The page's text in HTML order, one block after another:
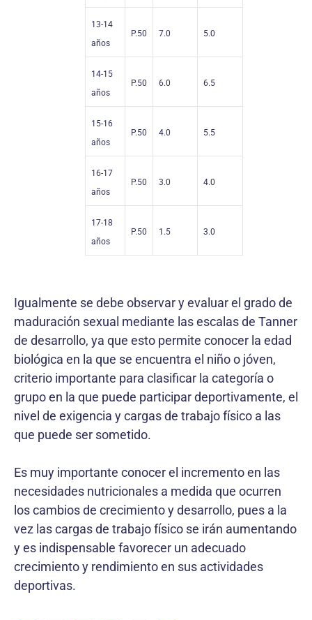
13-14
años
P.50 7.0 5.0
14-15
años
P.50 6.0 6.5
15-16
años
P.50 4.0 5.5
16-17
años
P.50 3.0 4.0
17-18
años
P.50 1.5 3.0
Igualmente se debe observar y evaluar el grado de
maduración sexual mediante las escalas de Tanner
de desarrollo, ya que esto permite conocer la edad
biológica en la que se encuentra el niño o jóven,
criterio importante para clasificar la categoría o
grupo en la que puede participar deportivamente, el
nivel de exigencia y cargas de trabajo físico a las
que puede ser sometido.
Es muy importante conocer el incremento en las
necesidades nutricionales a medida que ocurren
los cambios de crecimiento y desarrollo, pues a la
vez las cargas de trabajo físico se irán aumentando
y es indispensable favorecer un adecuado
crecimiento y rendimiento en sus actividades
deportivas.